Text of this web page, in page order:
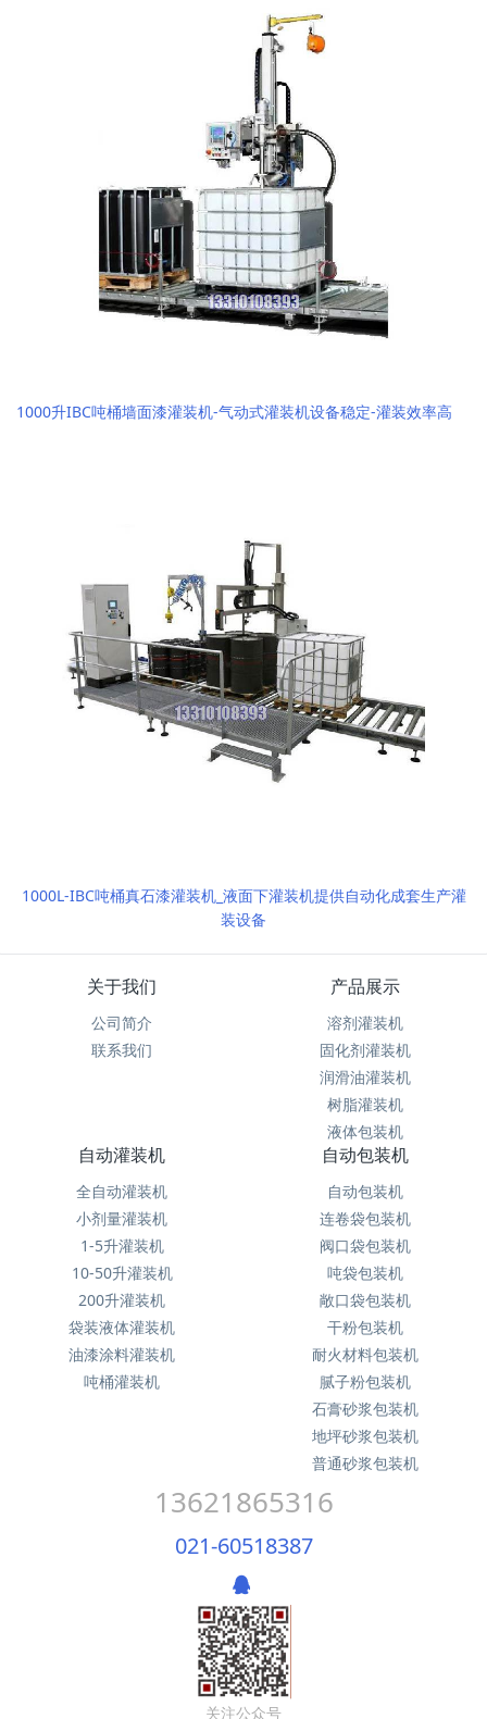
1000升IBC吨桶墙面漆灌装机-气动式灌装机设备稳定-灌装效率高
1000L-IBC吨桶真石漆灌装机_液面下灌装机提供自动化成套生产灌
装设备
关于我们
公司简介
联系我们
产品展示
溶剂灌装机
固化剂灌装机
润滑油灌装机
树脂灌装机
液体包装机
自动灌装机
全自动灌装机
小剂量灌装机
1-5升灌装机
10-50升灌装机
200升灌装机
袋装液体灌装机
油漆涂料灌装机
吨桶灌装机
自动包装机
自动包装机
连卷袋包装机
阀口袋包装机
吨袋包装机
敞口袋包装机
干粉包装机
耐火材料包装机
腻子粉包装机
石膏砂浆包装机
地坪砂浆包装机
普通砂浆包装机
13621865316
021-60518387
关注公众号